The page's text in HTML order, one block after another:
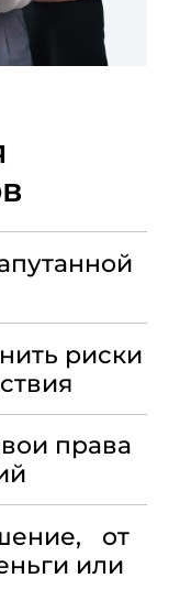
риски
права
от
или